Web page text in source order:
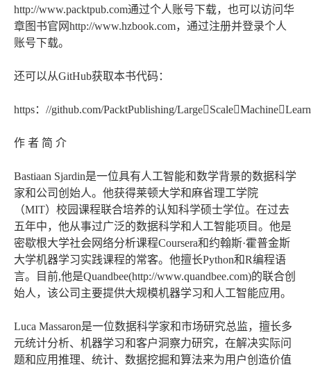
http://www.packtpub.com通过个人账号下载，也可以访问华
章图书官网http://www.hzbook.com，通过注册并登录个人
账号下载。
还可以从GitHub获取本书代码：
https：//github.com/PacktPublishing/
作 者 简 介
Bastiaan Sjardin是一位具有人工智能和数学背景的数据科学
家和公司创始人。他获得莱顿大学和麻省理工学院
（MIT）校园课程联合培养的认知科学硕士学位。在过去
五年中，他从事过广泛的数据科学和人工智能项目。他是
密歇根大学社会网络分析课程Coursera和约翰斯·霍普金斯
大学机器学习实践课程的常客。他擅长Python和R编程语
言。目前,他是Quandbee(http://www.quandbee.com)的联合创
始人，该公司主要提供大规模机器学习和人工智能应用。
Luca Massaron是一位数据科学家和市场研究总监，擅长多
元统计分析、机器学习和客户洞察力研究，在解决实际问
题和应用推理、统计、数据挖掘和算法来为用户创造价值